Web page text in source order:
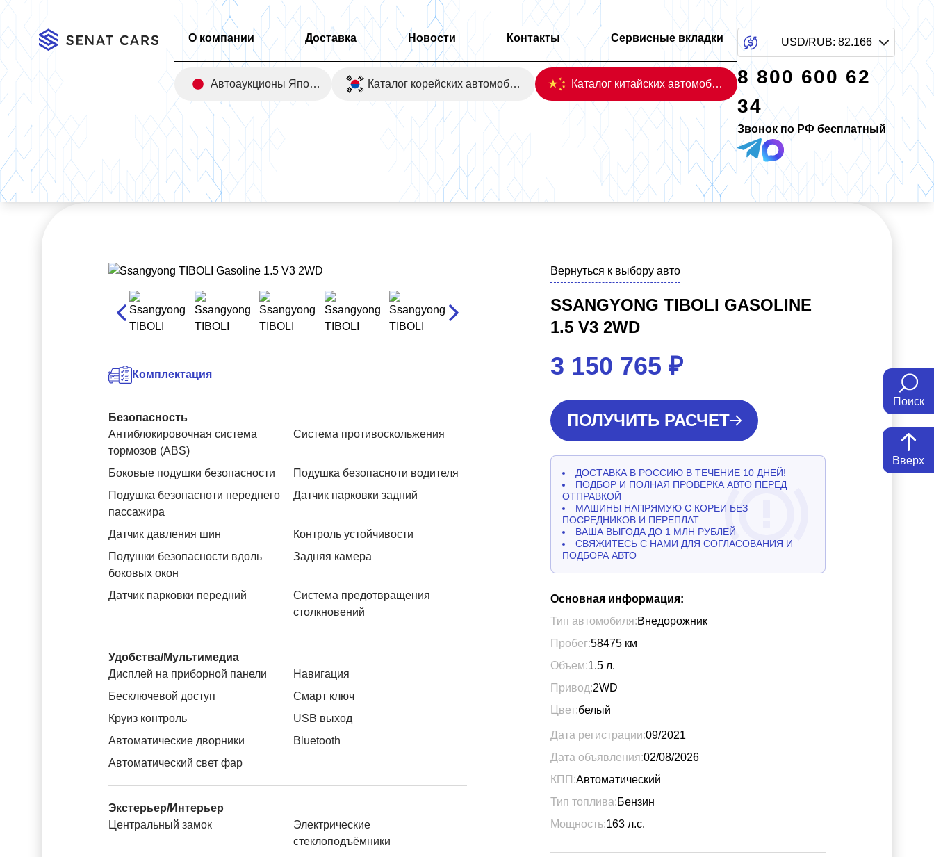
Поиск
Вверх
О компании Доставка Новости Контакты Сервисные вкладки
Автоаукционы Японии Каталог корейских автомобилей Каталог китайских автомобилей
USD/RUB: 82.166
8 800 600 62
34
Звонок по РФ бесплатный
Главная/Каталог Ssangyong TIBOLI Gasoline 1.5 V3 2WD
Комплектация
Безопасность
Антиблокировочная система
тормозов (ABS)
Система противоскольжения
Боковые подушки безопасности
Подушка безопасноти водителя
Подушка безопасноти переднего
пассажира
Датчик парковки задний
Датчик давления шин
Контроль устойчивости
Подушки безопасности вдоль
боковых окон
Задняя камера
Датчик парковки передний
Система предотвращения
столкновений
Удобства/Мультимедиа
Дисплей на приборной панели
Навигация
Бесключевой доступ
Смарт ключ
Круиз контроль
USB выход
Автоматические дворники
Bluetooth
Автоматический свет фар
Экстерьер/Интерьер
Центральный замок
Электрические
стеклоподъёмники
Вернуться к выбору авто
SSANGYONG TIBOLI GASOLINE
1.5 V3 2WD
3 150 765 ₽
ПОЛУЧИТЬ РАСЧЕТ
ДОСТАВКА В РОССИЮ В ТЕЧЕНИЕ 10 ДНЕЙ!
ПОДБОР И ПОЛНАЯ ПРОВЕРКА АВТО ПЕРЕД
ОТПРАВКОЙ
МАШИНЫ НАПРЯМУЮ С КОРЕИ БЕЗ
ПОСРЕДНИКОВ И ПЕРЕПЛАТ
ВАША ВЫГОДА ДО 1 МЛН РУБЛЕЙ
СВЯЖИТЕСЬ С НАМИ ДЛЯ СОГЛАСОВАНИЯ И
ПОДБОРА АВТО
Основная информация:
Тип автомобиля:Внедорожник
Пробег:58475 км
Объем:1.5 л.
Привод:2WD
Цвет:белый
Дата регистрации:09/2021
Дата объявления:02/08/2026
КПП:Автоматический
Тип топлива:Бензин
Мощность:163 л.с.